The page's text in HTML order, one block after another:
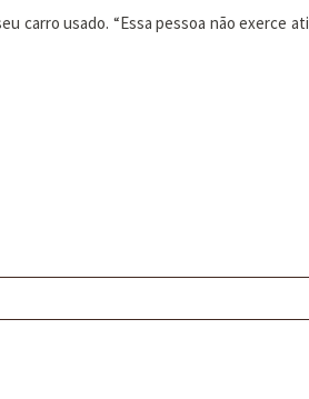
carro usado. “Essa pessoa não exerce